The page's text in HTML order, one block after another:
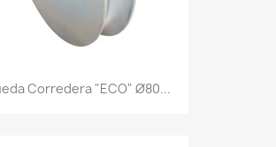
Corredera "ECO" Ø80...